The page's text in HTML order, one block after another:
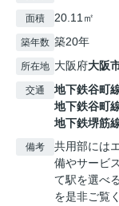
面積 20.11㎡
築年数 築20年
所在地 大阪府大阪
交通 地下鉄谷町
地下鉄谷町
地下鉄堺筋
備考
共用部には
備やサービ
て駅を選べ
を是非ご覧